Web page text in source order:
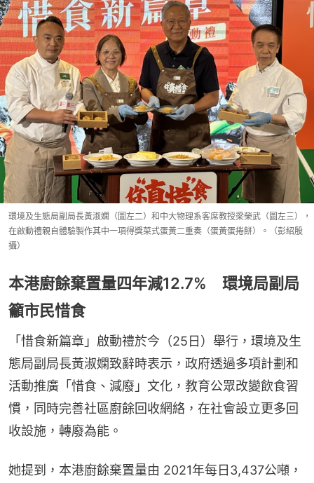
環境及生態局副局長黃淑嫻（圖左二）和中大物理系客席教授梁榮武（圖左三），
在啟動禮親自體驗製作其中一項得獎菜式蛋黃二重奏（蛋黃蛋捲餅）。（彭紹殷
攝）
本港廚餘棄置量四年減12.7% 環境局副局
籲市民惜食
「惜食新篇章」啟動禮於今（25日）舉行，環境及生
態局副局長黃淑嫻致辭時表示，政府透過多項計劃和
活動推廣「惜食、減廢」文化，教育公眾改變飲食習
慣，同時完善社區廚餘回收網絡，在社會設立更多回
收設施，轉廢為能。
她提到，本港廚餘棄置量由 2021年每日3,437公噸，